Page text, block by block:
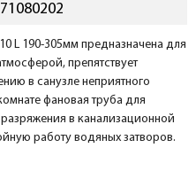
L 190-305мм предназначена для
препятствует
в санузле неприятного
фановая труба для
в канализационной
работу водяных затворов.